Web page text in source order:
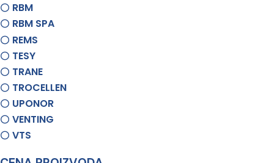
RBM
RBM SPA
REMS
TESY
TRANE
TROCELLEN
UPONOR
VENTING
VTS